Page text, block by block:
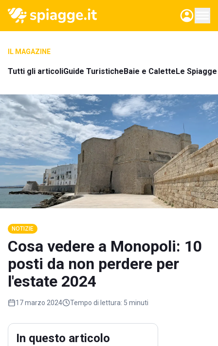
IL MAGAZINE
Tutti gli articoliGuide TuristicheBaie e CaletteLe
NOTIZIE
Cosa vedere a Monopoli: 10
posti da non perdere per
l'estate 2024
17 marzo 2024 Tempo di lettura: 5 minuti
In questo articolo